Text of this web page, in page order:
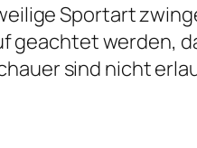
Sportart
geachtet werden,
sind nicht